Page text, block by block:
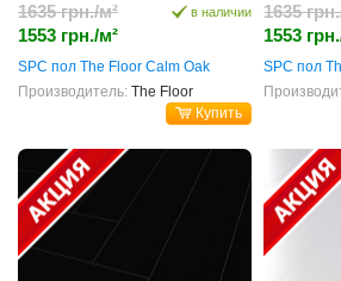
1635 грн./м²
1553 грн./м²
в наличии
SPC пол The Floor Calm Oak
Производитель: The Floor
Купить
1635
1553
SPC пол